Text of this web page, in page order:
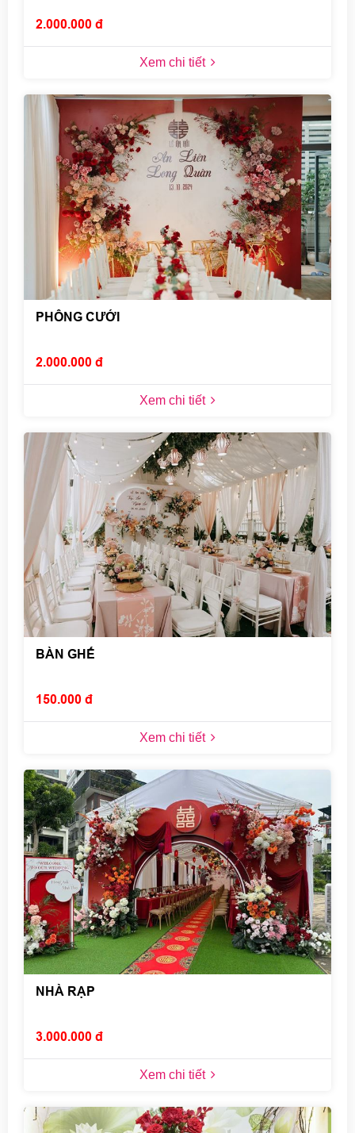
2.000.000 đ
Xem chi tiết
PHÔNG CƯỚI
2.000.000 đ
Xem chi tiết
BÀN GHẾ
150.000 đ
Xem chi tiết
NHÀ RẠP
3.000.000 đ
Xem chi tiết